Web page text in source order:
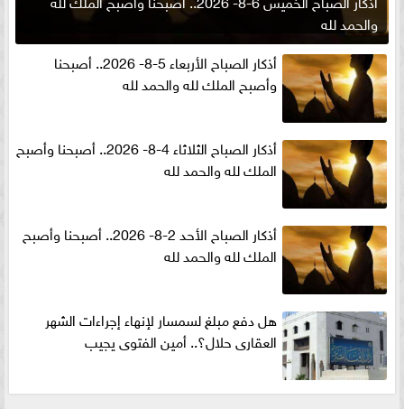
والحمد لله
أذكار الصباح الأربعاء 5-8- 2026.. أصبحنا
وأصبح الملك لله والحمد لله
أذكار الصباح الثلاثاء 4-8- 2026.. أصبحنا وأصبح
الملك لله والحمد لله
أذكار الصباح الأحد 2-8- 2026.. أصبحنا وأصبح
الملك لله والحمد لله
هل دفع مبلغ لسمسار لإنهاء إجراءات الشهر
العقارى حلال؟.. أمين الفتوى يجيب